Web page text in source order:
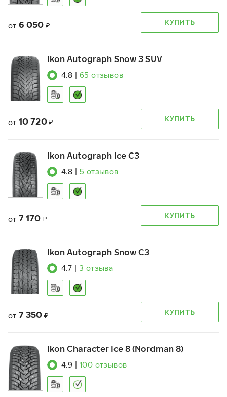
от 6 050 ₽ КУПИТЬ
Ikon Autograph Snow 3 SUV
4.8 65 отзывов
от 10 720 ₽ КУПИТЬ
Ikon Autograph Ice C3
4.8 5 отзывов
от 7 170 ₽ КУПИТЬ
Ikon Autograph Snow C3
4.7 3 отзыва
от 7 350 ₽ КУПИТЬ
Ikon Character Ice 8 (Nordman 8)
4.9 100 отзывов